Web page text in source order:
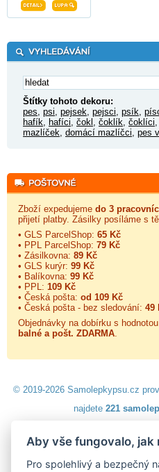
Štítky tohoto dekoru:
pes psi pejsek pejsci psík
hafík hafíci čokl čoklík čoklíci
mazlíček domácí mazlíčci pes
Zboží expedujeme do 3
přijetí platby. Zásilky posíláme s
• GLS ParcelShop: 65 Kč
• PPL ParcelShop: 79 Kč
• Zásilkovna: 89 Kč
• GLS kurýr: 99 Kč
• Balíkovna: 99 Kč
• PPL: 109 Kč
• Česká pošta: od 109 Kč
• Česká pošta - bez sledování: 49
Objednávky na dobírku s hodnotou
balné a pošt. ZDARMA
© 2019-2026 Samolepkypsu.cz
najdete 221
Návod k lepení|Návod na
podmínky|Ochrana osobních
Aby vše fungovalo, jak
Pro spolehlivý a bezpečný